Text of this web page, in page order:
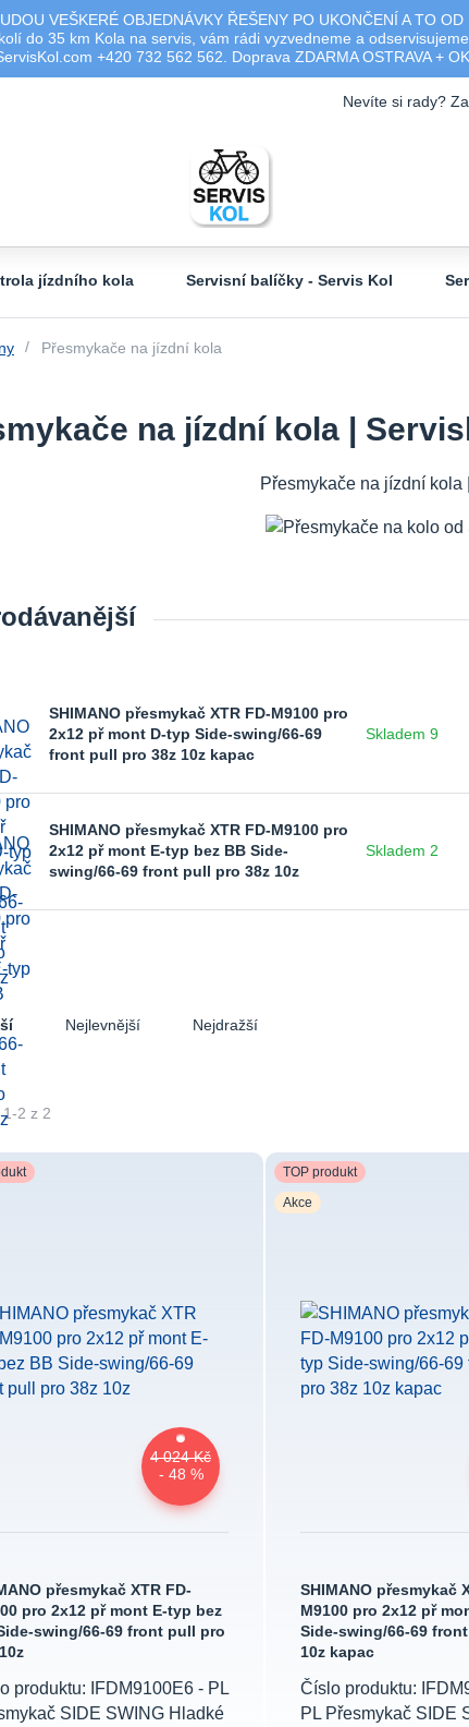
VEŠKERÉ OBJEDNÁVKY ŘEŠENY PO UKONČENÍ A TO
do 35 km Kola na servis, vám rádi vyzvedneme a
+420 732 562 562. Doprava ZDARMA OSTRAVA +
Nevíte si rady?
jízdního kola Servisní balíčky - Servis Kol
Přesmykače na jízdní kola
na jízdní kola |
Přesmykače na jízdní kola
SHIMANO přesmykač XTR FD-M9100 pro
2x12 př mont D-typ Side-swing/66-69
front pull pro 38z 10z kapac
Skladem 9
SHIMANO přesmykač XTR FD-M9100 pro
2x12 př mont E-typ bez BB Side-
swing/66-69 front pull pro 38z 10z
Skladem 2
Nejlevnější Nejdražší
2 z 2
4 024 Kč
- 48 %
přesmykač XTR FD-
pro 2x12 př mont E-typ bez
swing/66-69 front pull pro
produktu: IFDM9100E6 - PL
SIDE SWING Hladké
TOP produkt
Akce
SHIMANO přesmykač
M9100 pro 2x12 př
Side-swing/66-69
10z kapac
Číslo produktu:
PL Přesmykač SIDE